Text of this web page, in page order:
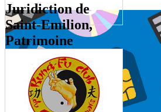
Juridiction de
Saint-Emilion,
Patrimoine
Mondial de
l'Humanité
Gère le patrimoine inscrit à
l'UNESCO.